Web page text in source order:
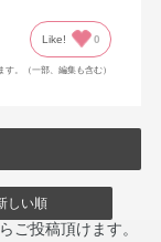
Like! 0
。（一部、編集も含む）
しい順
ご投稿頂けます。